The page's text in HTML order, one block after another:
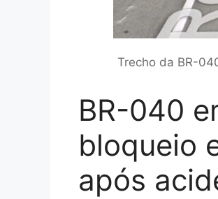
Trecho da BR-
BR-040
bloqueio
após